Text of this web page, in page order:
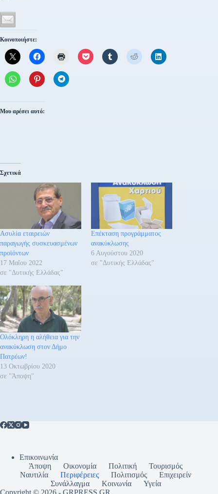
Κοινοποιήστε:
Μου αρέσει αυτό:
Σχετικά
Ασυλία εταιρειών
παραγωγής συσκευασμένων
προϊόντων
17 Μαΐου 2022
σε "Δυτικής Ελλάδας"
Επέκταση προγράμματος
ανακύκλωσης
6 Αυγούστου 2020
σε "Δυτικής Ελλάδας"
Ολόκληρη η αλήθεια για την
ανακύκλωση στον Δήμο
Πατρέων!
13 Οκτωβρίου 2020
σε "Άποψη"
Επικοινωνία
Άποψη
Οικονομία Πολιτική
Τουρισμός
Ναυτιλία
Περιφέρειες Πολιτισμός
Επιχειρείν
Συνάλλαγμα
Κοινωνία
Υγεία
Copyright © 2026 - GRPRESS,GR